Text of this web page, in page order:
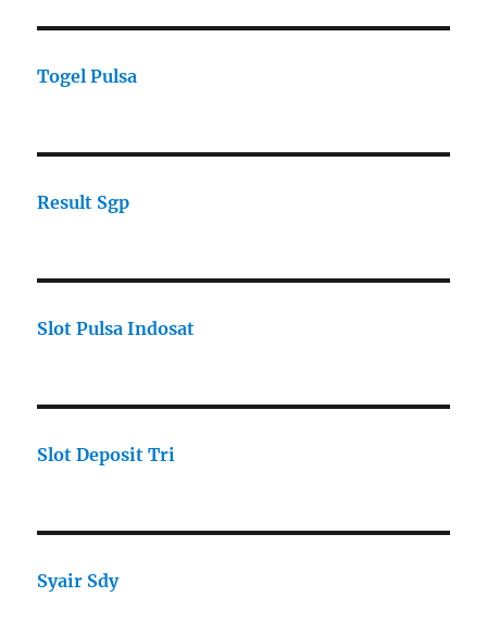
Togel Pulsa
Result Sgp
Slot Pulsa Indosat
Slot Deposit Tri
Syair Sdy